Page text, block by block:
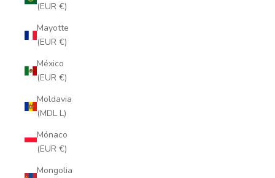
(EUR €)
Mayotte
(EUR €)
México
(EUR €)
Moldavia
(MDL L)
Mónaco
(EUR €)
Mongolia